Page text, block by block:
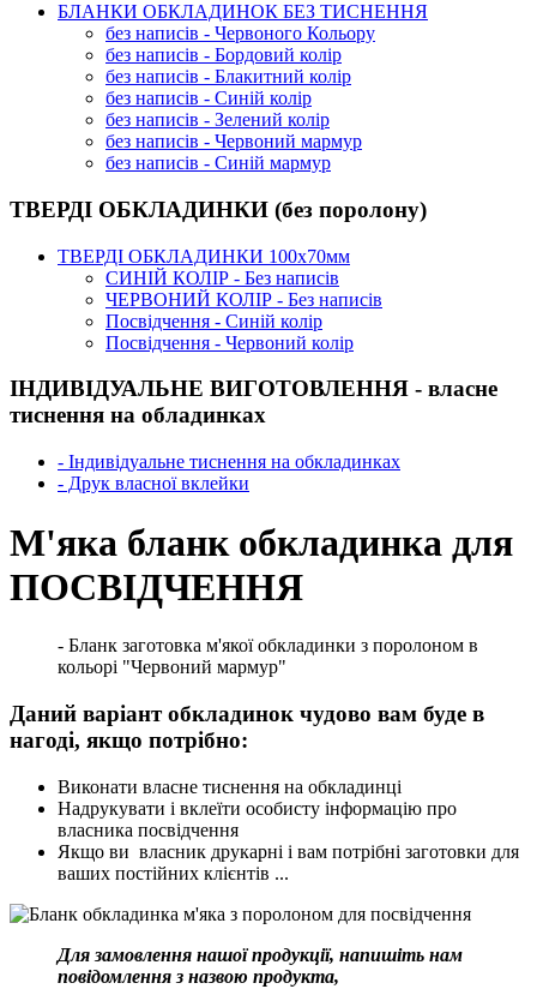
БЛАНКИ ОБКЛАДИНОК БЕЗ ТИСНЕННЯ
без написів - Червоного Кольору
без написів - Бордовий колір
без написів - Блакитний колір
без написів - Синій колір
без написів - Зелений колір
без написів - Червоний мармур
без написів - Синій мармур
ТВЕРДІ ОБКЛАДИНКИ (без поролону)
ТВЕРДІ ОБКЛАДИНКИ 100х70мм
СИНІЙ КОЛІР - Без написів
ЧЕРВОНИЙ КОЛІР - Без написів
Посвідчення - Синій колір
Посвідчення - Червоний колір
ІНДИВІДУАЛЬНЕ ВИГОТОВЛЕННЯ - власне
тиснення на обладинках
- Індивідуальне тиснення на обкладинках
- Друк власної вклейки
М'яка бланк обкладинка для
ПОСВІДЧЕННЯ
- Бланк заготовка м'якої обкладинки з поролоном в
кольорі "Червоний мармур"
Даний варіант обкладинок чудово вам буде в
нагоді, якщо потрібно:
Виконати власне тиснення на обкладинці
Надрукувати і вклеїти особисту інформацію про
власника посвідчення
Якщо ви власник друкарні і вам потрібні заготовки для
ваших постійних клієнтів ...
Для замовлення нашої продукції, напишіть нам
повідомлення з назвою продукта,